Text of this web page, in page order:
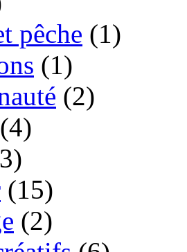
pêche (1)
(1)
(2)
(4)
(15)
(2)